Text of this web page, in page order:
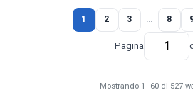
1 2 3 … 8
Pagina
Mostrando 1–60 di 527